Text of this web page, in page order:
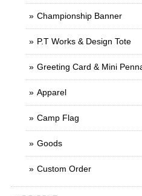
Championship Banner
P.T Works & Design Tote
Greeting Card & Mini
Apparel
Camp Flag
Goods
Custom Order